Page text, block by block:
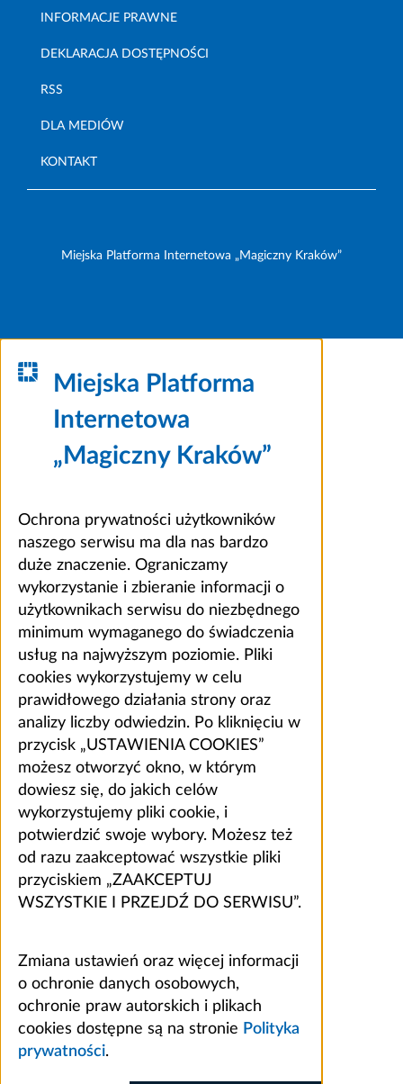
INFORMACJE PRAWNE
DEKLARACJA DOSTĘPNOŚCI
RSS
DLA MEDIÓW
KONTAKT
Miejska Platforma Internetowa „Magiczny Kraków”
Miejska Platforma
Internetowa
„Magiczny Kraków”
Ochrona prywatności użytkowników
naszego serwisu ma dla nas bardzo
duże znaczenie. Ograniczamy
wykorzystanie i zbieranie informacji o
użytkownikach serwisu do niezbędnego
minimum wymaganego do świadczenia
usług na najwyższym poziomie. Pliki
cookies wykorzystujemy w celu
prawidłowego działania strony oraz
analizy liczby odwiedzin. Po kliknięciu w
przycisk „USTAWIENIA COOKIES”
możesz otworzyć okno, w którym
dowiesz się, do jakich celów
wykorzystujemy pliki cookie, i
potwierdzić swoje wybory. Możesz też
od razu zaakceptować wszystkie pliki
przyciskiem „ZAAKCEPTUJ
WSZYSTKIE I PRZEJDŹ DO SERWISU”.
Zmiana ustawień oraz więcej informacji
o ochronie danych osobowych,
ochronie praw autorskich i plikach
cookies dostępne są na stronie Polityka
prywatności.